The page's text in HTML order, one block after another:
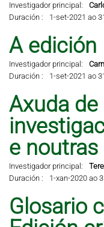
Investigador principal:
Duración :
1-set-2021 ao
A edición
Investigador principal:
Duración :
1-set-2021 ao
Axuda
e
Investigador principal:
Duración :
1-xan-2020 ao
Glosario